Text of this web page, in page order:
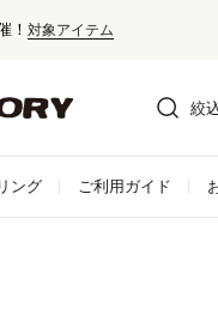
！ 対象アイテム
絞
ング ご利用ガイド